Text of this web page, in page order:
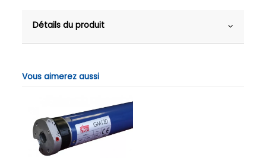
Détails du produit
Vous aimerez aussi